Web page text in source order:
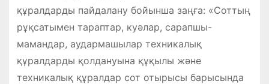
құралдарды пайдалану бойынша заңға: «Соттың
рұқсатымен тараптар, куәлар, сарапшы-
мамандар, аудармашылар техникалық
құралдарды қолдануына құқылы және
техникалық құралдар сот отырысы барысында